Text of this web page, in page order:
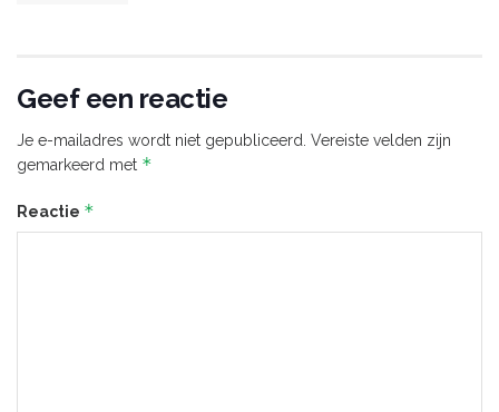
Geef een reactie
Je e-mailadres wordt niet gepubliceerd. Vereiste velden zijn
gemarkeerd met *
Reactie *